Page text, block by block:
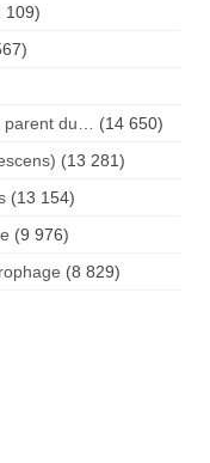
109)
du…
(14 650)
(13 281)
(13 154)
(9 976)
(8 829)